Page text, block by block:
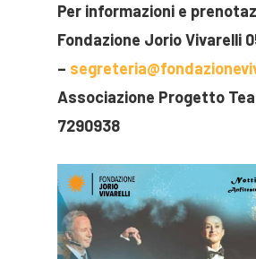
Per informazioni e
Fondazione Jorio Vivarelli
–
Associazione Progetto
7290938